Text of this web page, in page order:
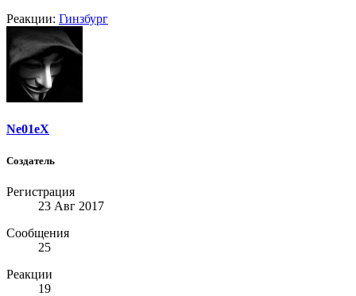
Реакции: Гинзбург
Ne01eX
Создатель
Регистрация
23 Авг 2017
Сообщения
25
Реакции
19